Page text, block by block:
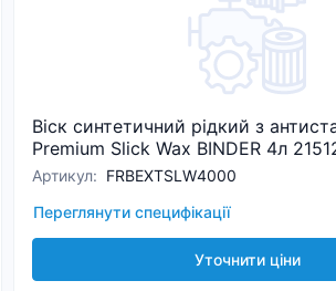
Віск синтетичний рідкий з
Premium Slick Wax BINDER 4л
Артикул: FRBEXTSLW4000
Переглянути специфікації
Уточнити ціни